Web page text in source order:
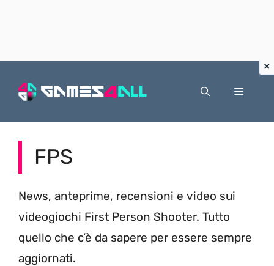
Menu
FPS
News, anteprime, recensioni e video sui
videogiochi First Person Shooter. Tutto
quello che c’è da sapere per essere sempre
aggiornati.